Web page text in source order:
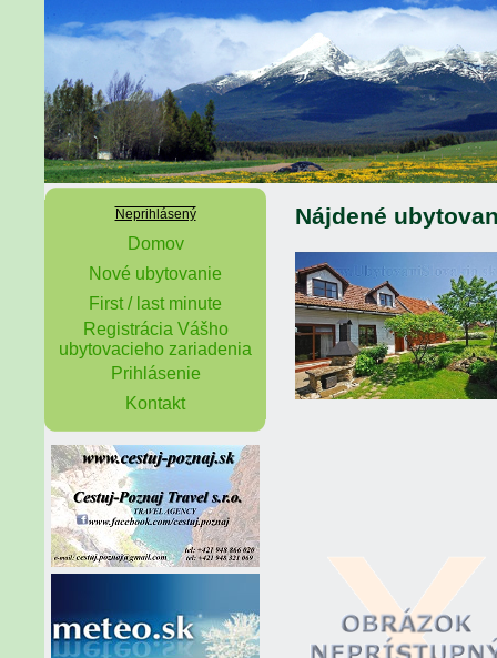
Neprihlásený
Domov
Nové ubytovanie
First / last minute
Registrácia Vášho
ubytovacieho zariadenia
Prihlásenie
Kontakt
Nájdené